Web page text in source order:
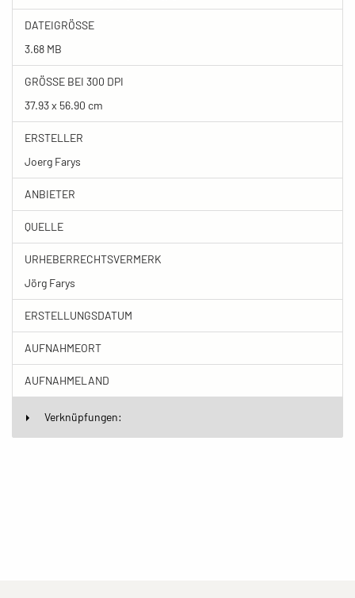
DATEIGRÖSSE
3.68 MB
GRÖSSE BEI 300 DPI
37.93 x 56.90 cm
ERSTELLER
Joerg Farys
ANBIETER
QUELLE
URHEBERRECHTSVERMERK
Jörg Farys
ERSTELLUNGSDATUM
AUFNAHMEORT
AUFNAHMELAND
Verknüpfungen: